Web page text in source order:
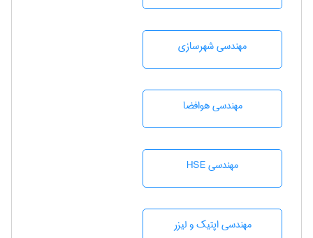
مهندسی شهرسازی
مهندسی هوافضا
مهندسی HSE
مهندسی اپتیک و لیزر